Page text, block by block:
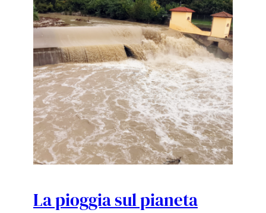
La pioggia sul pianeta